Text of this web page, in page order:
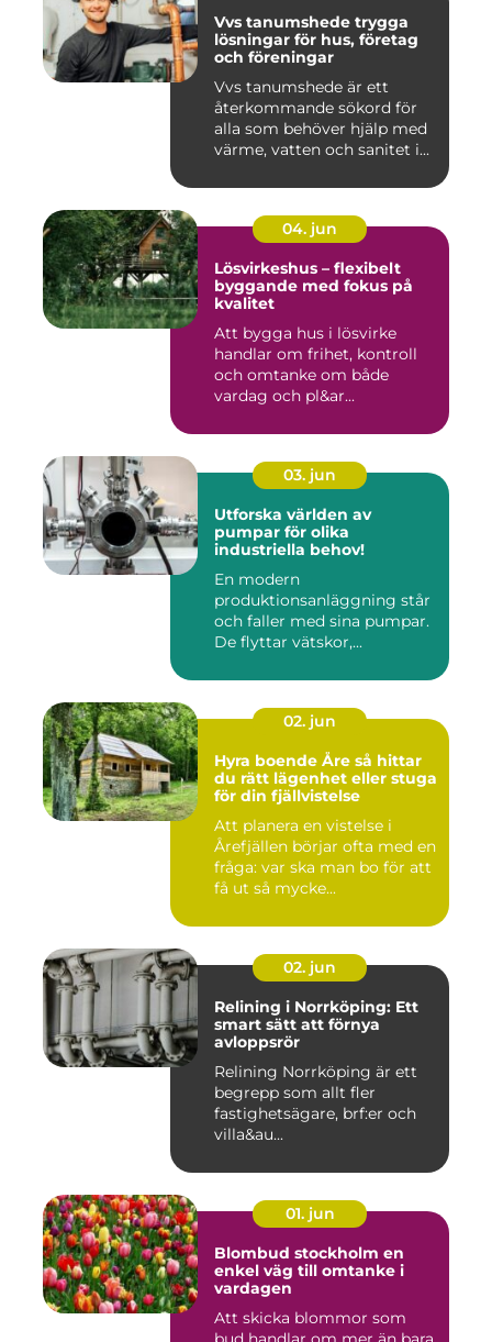
Vvs tanumshede trygga
lösningar för hus, företag
och föreningar
Vvs tanumshede är ett
återkommande sökord för
alla som behöver hjälp med
värme, vatten och sanitet i...
04. jun
Lösvirkeshus – flexibelt
byggande med fokus på
kvalitet
Att bygga hus i lösvirke
handlar om frihet, kontroll
och omtanke om både
vardag och pl&ar...
03. jun
Utforska världen av
pumpar för olika
industriella behov!
En modern
produktionsanläggning står
och faller med sina pumpar.
De flyttar vätskor,...
02. jun
Hyra boende Åre så hittar
du rätt lägenhet eller stuga
för din fjällvistelse
Att planera en vistelse i
Årefjällen börjar ofta med en
fråga: var ska man bo för att
få ut så mycke...
02. jun
Relining i Norrköping: Ett
smart sätt att förnya
avloppsrör
Relining Norrköping är ett
begrepp som allt fler
fastighetsägare, brf:er och
villa&au...
01. jun
Blombud stockholm en
enkel väg till omtanke i
vardagen
Att skicka blommor som